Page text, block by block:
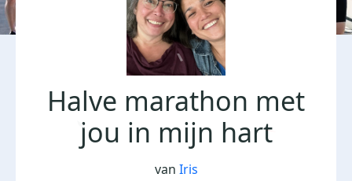
Halve marathon met
jou in mijn hart
van Iris